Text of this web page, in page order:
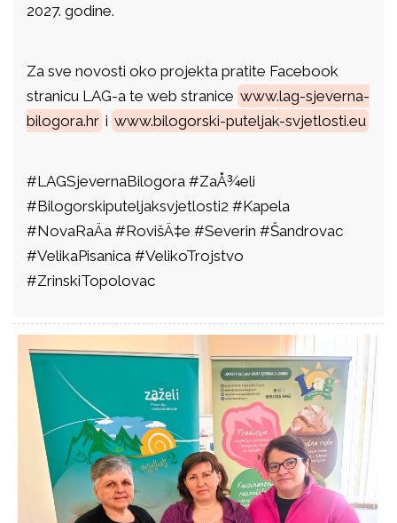
2027. godine.
Za sve novosti oko projekta pratite Facebook
stranicu LAG-a te web stranice www.lag-sjeverna-
bilogora.hr i www.bilogorski-puteljak-svjetlosti.eu
#LAGSjevernaBilogora #ZaÅ¾eli
#Bilogorskiputeljaksvjetlosti2 #Kapela
#NovaRaÄa #RovišÄ‡e #Severin #Šandrovac
#VelikaPisanica #VelikoTrojstvo
#ZrinskiTopolovac